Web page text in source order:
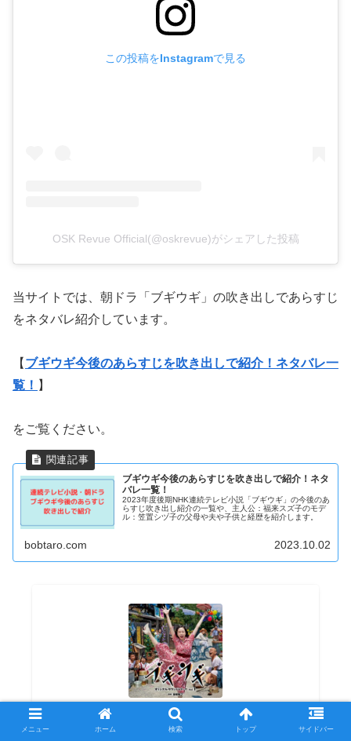
この投稿をInstagramで見る
OSK Revue Official(@oskrevue)がシェアした投稿
当サイトでは、朝ドラ「ブギウギ」の吹き出しであらすじ
をネタバレ紹介しています。
【 ブギウギ今後のあらすじを吹き出しで紹介！ネタバレ一
覧！ 】
をご覧ください。
ブギウギ今後のあらすじを吹き出しで紹介！ネタ
バレ一覧！
2023年度後期NHK連続テレビ小説「ブギウギ」の今後のあ
らすじ吹き出し紹介の一覧や、主人公：福来スズ子のモデ
ル：笠置シヅ子の父母や夫や子供と経歴を紹介します。
bobtaro.com 2023.10.02
連続テレビ小説「ブギウギ」オリジナル・サウン
ドトラック Vol.1 [ 服部隆之 ]
メニュー ホーム 検索 トップ サイドバー